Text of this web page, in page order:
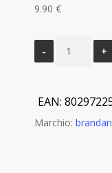
9.90 €
TAZZINA
SET
2
EAN:
Marchio: